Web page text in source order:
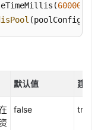
60000
(poolConfig,
默认值 建议
false true